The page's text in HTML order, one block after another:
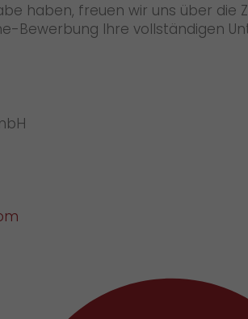
haben, freuen wir uns über
Bewerbung Ihre vollständigen